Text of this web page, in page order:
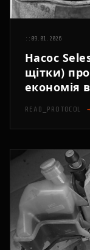
:: 09.01.2026
Насос
щітки)
економія
READ_PROTOCOL